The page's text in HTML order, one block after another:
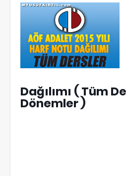
Dağılımı ( Tüm
Dönemler )